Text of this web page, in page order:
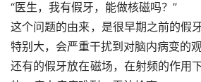
“医生，我有假牙，能做核磁吗？”
这个问题的由来，是很早期之前的假
特别大，会严重干扰到对脑内病变的观
还有的假牙放在磁场，在射频的作用